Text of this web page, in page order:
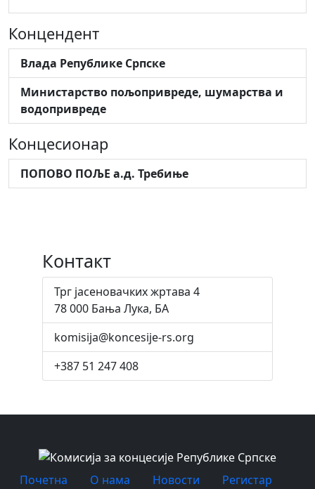
Концендент
Влада Републике Српске
Министарство пољопривреде, шумарства и
водопривреде
Концесионар
ПОПОВО ПОЉЕ а.д. Требиње
Контакт
Трг јасеновачких жртава 4
78 000 Бања Лука, БА
komisija@koncesije-rs.org
+387 51 247 408
Почетна O нама Новости
Регистар